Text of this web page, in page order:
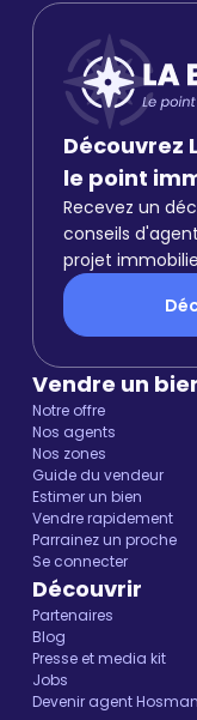
Découvrez
le point
Recevez un
conseils
projet
Vendre un
Notre offre
Nos agents
Nos zones
Guide du vendeur
Estimer un bien
Vendre rapidement
Parrainez un proche
Se connecter
Découvrir
Partenaires
Blog
Presse et media kit
Jobs
Devenir agent Hosman